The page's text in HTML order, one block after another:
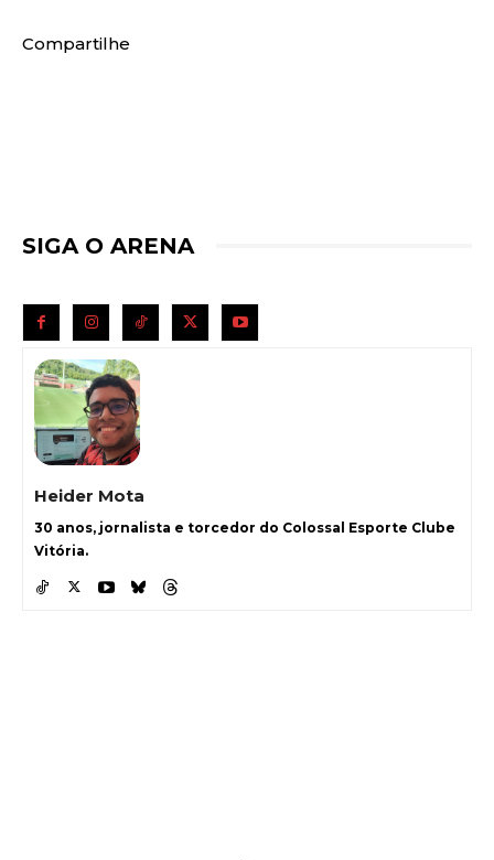
Compartilhe
SIGA O ARENA
Heider Mota
30 anos, jornalista e torcedor do Colossal Esporte Clube
Vitória.